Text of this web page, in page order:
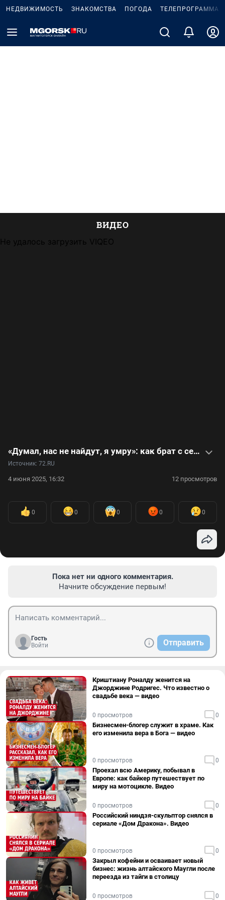
НЕДВИЖИМОСТЬ ЗНАКОМСТВА ПОГОДА ТЕЛЕПРОГРАММА
ВИДЕО
Не удалось загрузить VIQEO
«Думал, нас не найдут, я умру»: как брат с сестрой выживали в лесу. Видео
Источник: 72.RU
4 июня 2025, 16:32 12 просмотров
0 0 0 0 0
Пока нет ни одного комментария.
Начните обсуждение первым!
Гость
Войти
Отправить
Криштиану Роналду женится на
Джорджине Родригес. Что известно о
свадьбе века — видео
0 просмотров 0
Бизнесмен-блогер служит в храме. Как
его изменила вера в Бога — видео
0 просмотров 0
Проехал всю Америку, побывал в
Европе: как байкер путешествует по
миру на мотоцикле. Видео
0 просмотров 0
Российский ниндзя-скульптор снялся в
сериале «Дом Дракона». Видео
0 просмотров 0
Закрыл кофейни и осваивает новый
бизнес: жизнь алтайского Маугли после
переезда из тайги в столицу
0 просмотров 0